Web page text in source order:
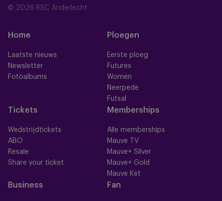
© 2026 RSC Anderlecht
Home
Laatste nieuws
Newsletter
Fotoalbums
Ploegen
Eerste ploeg
Futures
Women
Neerpede
Futsal
Tickets
Wedstrijdtickets
ABO
Resale
Share your ticket
Memberships
Alle memberships
Mauve TV
Mauve+ Silver
Mauve+ Gold
Mauve Ket
Business Fan